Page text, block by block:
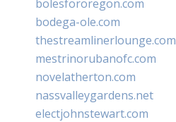
bolesfororegon.com
bodega-ole.com
thestreamlinerlounge.com
mestrinorubanofc.com
novelatherton.com
nassvalleygardens.net
electjohnstewart.com